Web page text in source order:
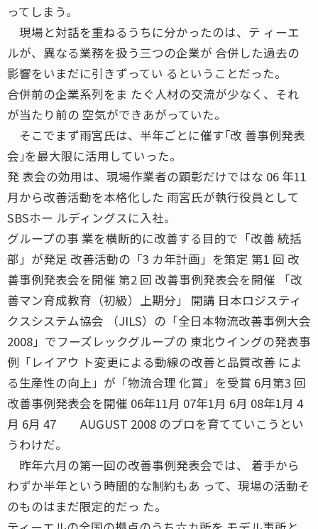
ってしまう。
現場と対話を重ねるうちに分かったのは、テ ィーエ
ルが、異なる業務を扱う三つの企業が 合併した過去の
影響をいまだに引きずってい るということだった。
合併前の企業系列をま たぐ人材の交流が少なく、それ
が当たり前の 空気ができあがっていた。
そこでまず雨宮氏は、半年ごとに催す｢改 善事例発表
会｣を最大限に活用していった。
発 表会の効用は、現場作業者の顕彰だけではな 06 年11
月から改善活動を本格化した 雨宮氏が執行役員として
SBSホー ルディングスに入社。
グループの事 業を横断的に改善する目的で「改善 統括
部」が発足 改善活動の「3 カ年計画」を策定 第1 回 改
善事例発表会を開催 第2 回 改善事例発表会を開催 「改
善マン育成教育（初級）上期分」 開講 日本ロジスティ
クスシステム協会 （JILS）の「全日本物流改善事例大会
2008」でフーズレックグループの 東北ウイングの発表事
例「レイアウ ト変更による動線の改善と品質改善 によ
る生産性の向上」が「物流合理 化賞」を受賞 6月第3 回
改善事例発表会を開催 06年11月 07年1月 6月 08年1月 4
月 6月 47 AUGUST 2008 のプロを育てていこうとい
うわけだ。
昨年六月の第一回の改善事例発表会では、 着手から
わずか半年という時間的な制約もあ って、現場の活動そ
のものはまだ限定的だっ た。